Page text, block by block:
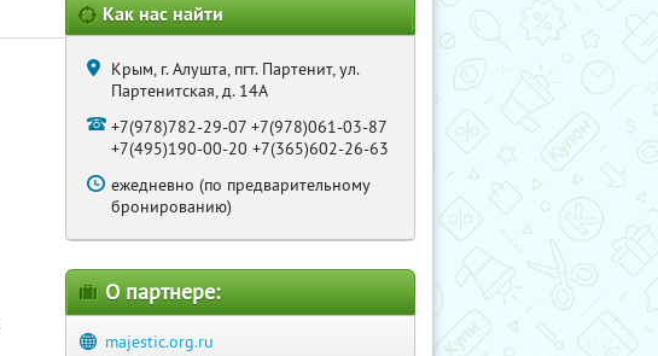
Как нас найти
Крым, г. Алушта, пгт. Партенит, ул.
Партенитская, д. 14А
+7(978)782-29-07 +7(978)061-03-87
+7(495)190-00-20 +7(365)602-26-63
ежедневно (по предварительному
бронированию)
О партнере:
majestic.org.ru